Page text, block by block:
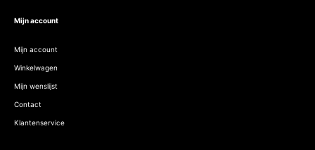
Mijn account
Mijn account
Winkelwagen
Mijn wenslijst
Contact
Klantenservice